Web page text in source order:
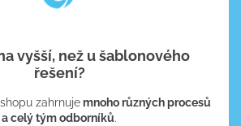
vyšší, než u šablonového
řešení?
zahrnujemnoho různých procesů
a celý tým odborníků.